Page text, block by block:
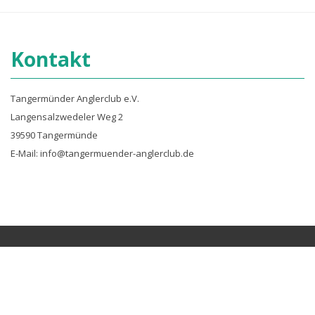
Kontakt
Tangermünder Anglerclub e.V.
Langensalzwedeler Weg 2
39590 Tangermünde
E-Mail: info@tangermuender-anglerclub.de